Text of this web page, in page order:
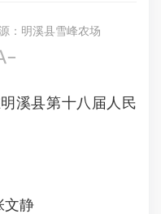
：明溪县雪峰农场
县第十八届人民
静